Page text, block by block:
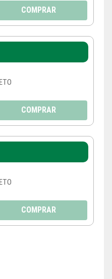
COMPRAR
COMPRAR
COMPRAR